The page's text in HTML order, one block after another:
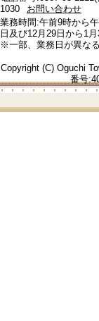
1030
お問い合わせ
業務時間:午前9時から
日及び12月29日から1月
※一部、業務日が異な
Copyright (C) Oguchi
番号